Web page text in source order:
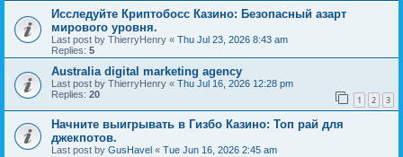
Исследуйте Криптобосс Казино: Безопасный азарт
мирового уровня.
Last post by ThierryHenry « Thu Jul 23, 2026 8:43 am
Replies: 5
Australia digital marketing agency
Last post by ThierryHenry « Thu Jul 16, 2026 12:28 pm
Replies: 20 1 2 3
Начните выигрывать в Гизбо Казино: Топ рай для
джекпотов.
Last post by GusHavel « Tue Jun 16, 2026 2:45 am